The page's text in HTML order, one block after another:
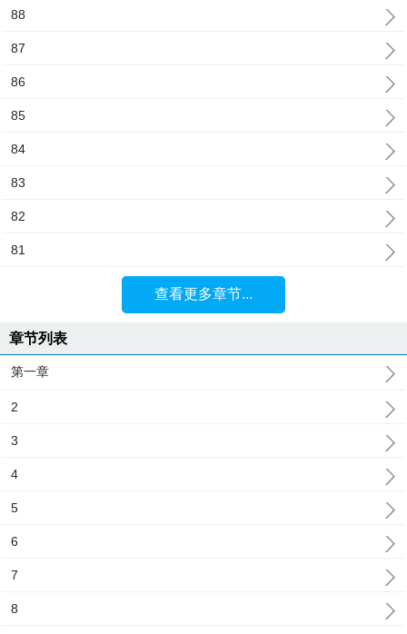
88
87
86
85
84
83
82
81
查看更多章节...
章节列表
第一章
2
3
4
5
6
7
8